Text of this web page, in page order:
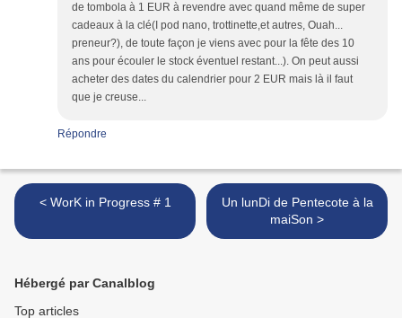
de tombola à 1 EUR à revendre avec quand même de super
cadeaux à la clé(I pod nano, trottinette,et autres, Ouah...
preneur?), de toute façon je viens avec pour la fête des 10
ans pour écouler le stock éventuel restant...). On peut aussi
acheter des dates du calendrier pour 2 EUR mais là il faut
que je creuse...
Répondre
< WorK in Progress # 1
Un lunDi de Pentecote à la
maiSon >
Hébergé par Canalblog
Top articles